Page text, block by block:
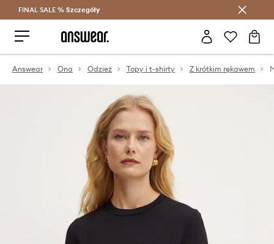
Oszczędzaj z Answear Club >
FINAL SALE % Szczegóły
Answear Ona Odzież Topy i t-shirty Z krótkim rękawem